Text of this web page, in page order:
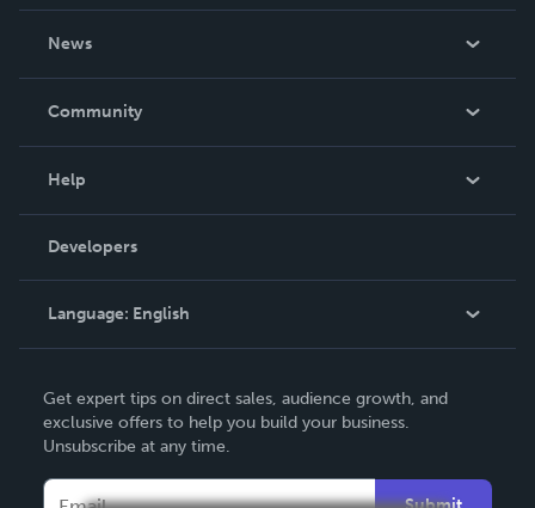
News
In The News
Community
Podcast
Help
Order Lookup
Knowledge Base
Contact Support
Developers
Language: English
Deutsch
Français
Get expert tips on direct sales, audience growth, and
exclusive offers to help you build your business.
Unsubscribe at any time.